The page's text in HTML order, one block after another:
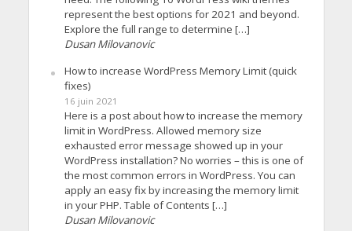
represent the best options for 2021 and beyond.
Explore the full range to determine […]
Dusan Milovanovic
How to increase WordPress Memory Limit (quick
fixes)
16 juin 2021
Here is a post about how to increase the memory
limit in WordPress. Allowed memory size
exhausted error message showed up in your
WordPress installation? No worries – this is one of
the most common errors in WordPress. You can
apply an easy fix by increasing the memory limit
in your PHP. Table of Contents […]
Dusan Milovanovic